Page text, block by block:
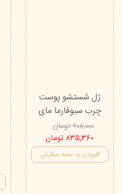
ژل شستشو پوست
چرب سبوفارما مای
۹۰۸,۰۰۰ تومان
۸۳۵,۳۶۰ تومان
افزودن به جعبه سفارش